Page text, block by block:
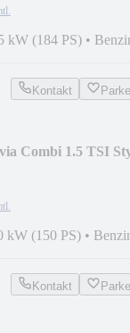
kW (184 PS) •
Kontakt
Combi 1.5 TSI
kW (150 PS) •
Kontakt